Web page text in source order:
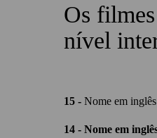
Os
nível
15 - Nome em
14 - Nome em